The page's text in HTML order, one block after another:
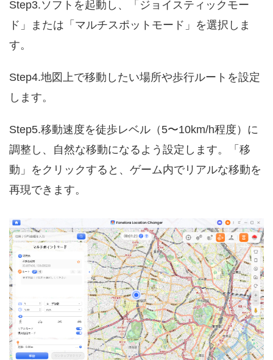
Step3.ソフトを起動し、「ジョイスティックモー
ド」または「マルチスポットモード」を選択しま
す。
Step4.地図上で移動したい場所や歩行ルートを設定
します。
Step5.移動速度を徒歩レベル（5〜10km/h程度）に
調整し、自然な移動になるよう設定します。「移
動」をクリックすると、ゲーム内でリアルな移動を
再現できます。